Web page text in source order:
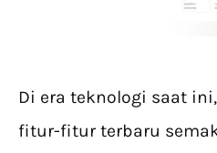
Di era teknologi saat
fitur-fitur terbaru